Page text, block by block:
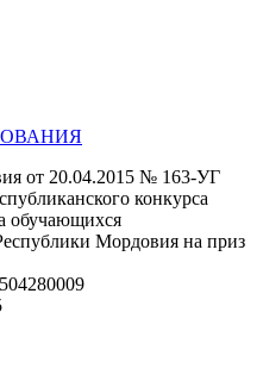
от 20.04.2015 № 163-УГ
конкурса
обучающихся
Мордовия на приз